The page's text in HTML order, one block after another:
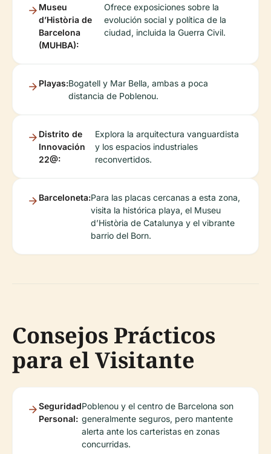
Museu
d’Història de
Barcelona
(MUHBA):
Ofrece exposiciones sobre la
evolución social y política de la
ciudad, incluida la Guerra Civil.
Playas:Bogatell y Mar Bella, ambas a poca
distancia de Poblenou.
Distrito de
Innovación
22@:
Explora la arquitectura vanguardista
y los espacios industriales
reconvertidos.
Barceloneta:Para las placas cercanas a esta zona,
visita la histórica playa, el Museu
d’Història de Catalunya y el vibrante
barrio del Born.
Consejos Prácticos
para el Visitante
Seguridad
Personal:
Poblenou y el centro de Barcelona son
generalmente seguros, pero mantente
alerta ante los carteristas en zonas
concurridas.